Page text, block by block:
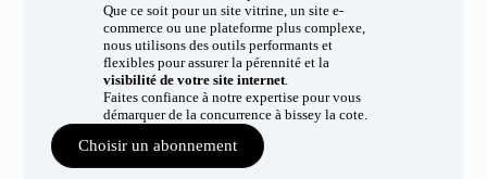
Que ce soit pour un site vitrine, un site e-
commerce ou une plateforme plus complexe,
nous utilisons des outils performants et
flexibles pour assurer la pérennité et la
visibilité de votre site internet.
Faites confiance à notre expertise pour vous
démarquer de la concurrence à bissey la cote.
Choisir un abonnement